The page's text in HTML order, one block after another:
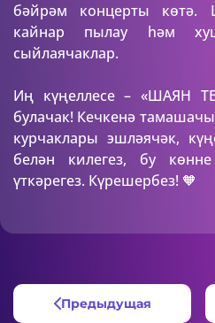
бәйрәм концерты көтә.
кайнар пылау һәм
сыйлаячаклар.
Иң күңеллесе – «ШАЯН
булачак! Кечкенә
курчаклары эшләячәк,
белән килегез, бу
үткәрегез. Күрешербез! 🧡
Предыдущая